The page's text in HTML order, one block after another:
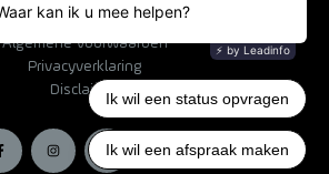
Bestelinformatie
Algemene voorwaarden
Privacyverklaring
Disclaimer